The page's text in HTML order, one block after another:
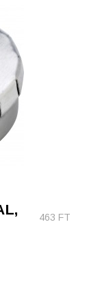
463 FT